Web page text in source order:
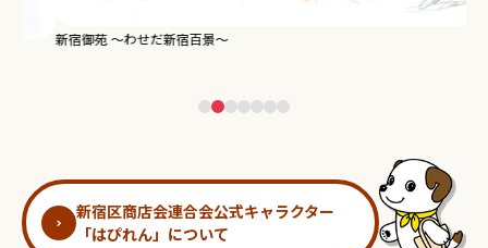
新宿御苑 ～わせだ新宿百景～
新宿区商店会連合会公式キャラクター
「はぴれん」について